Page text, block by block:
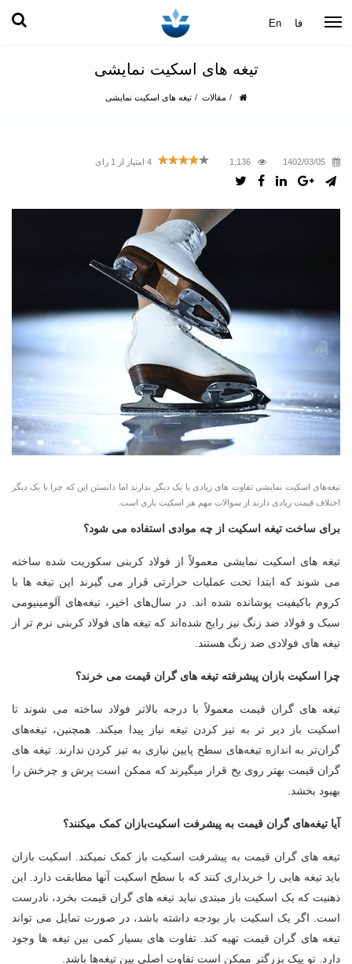
فا En
تیغه های اسکیت نمایشی
مقالات تیغه های اسکیت نمایشی
1402/03/05
1,136
4 امتیاز از 1 رای
تیغه‌های اسکیت نمایشی تفاوت های زیادی با یک دیگر ندارند اما دانستن این که چرا با یک دیگر
اختلاف قیمت زیادی دارند از سوالات مهم هر اسکیت بازی است.
برای ساخت تیغه اسکیت از چه موادی استفاده می شود؟
تیغه های اسکیت نمایشی معمولاً از فولاد کربنی سکوریت شده ساخته
می شوند که ابتدا تحت عملیات حرارتی قرار می گیرند این تیغه ها با
کروم باکیفیت پوشانده شده اند. در سال‌های اخیر، تیغه‌های آلومینیومی
سبک و فولاد ضد زنگ نیز رایج شده‌اند که تیغه های فولاد کربنی نرم تر از
تیغه های فولادی ضد زنگ هستند.
چرا اسکیت بازان پیشرفته تیغه های گران قیمت می خرند؟
تیغه های گران قیمت معمولاً با درجه بالاتر فولاد ساخته می شوند تا
اسکیت باز دیر تر به تیز کردن تیغه نیاز پیدا میکند. همچنین، تیغه‌های
گران‌تر به اندازه تیغه‌های سطح پایین نیازی به تیز کردن ندارند. تیغه های
گران قیمت بهتر روی یخ قرار میگیرند که ممکن است پرش و چرخش را
بهبود بخشد.
آیا تیغه‌های گران قیمت به پیشرفت اسکیت‌بازان کمک میکنند؟
تیغه های گران قیمت به پیشرفت اسکیت باز کمک نمیکند. اسکیت بازان
باید تیغه هایی را خریداری کنند که با سطح اسکیت آنها مطابقت دارد. این
ذهنیت که یک اسکیت باز مبتدی نباید تیغه های گران قیمت بخرد، نادرست
است. اگر یک اسکیت باز بودجه داشته باشد، در صورت تمایل می تواند
تیغه های گران قیمت تهیه کند. تفاوت های بسیار کمی بین تیغه ها وجود
دارد. تو پیک بزرگتر ممکن است تفاوت اصلی بین تیغه‌ها باشد.